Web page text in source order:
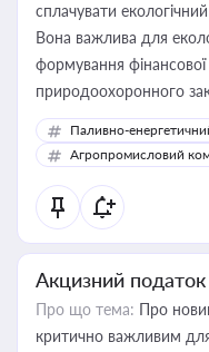
сплачувати
Вона важлива для
формування фінансової
природоохоронного
Паливно-
Агропромисловий
Акцизний податок
Про що тема: Про
критично важливим